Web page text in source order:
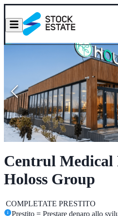
Centrul
Holoss Group
COMPLETATE PRESTITO
Prestito = Prestare denaro allo